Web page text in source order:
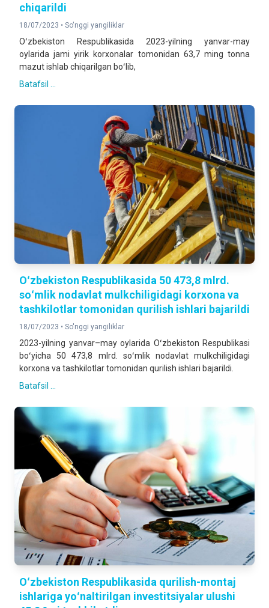
chiqarildi
18/07/2023 • So'nggi yangiliklar
Oʻzbekiston Respublikasida 2023-yilning yanvar-may
oylarida jami yirik korxonalar tomonidan 63,7 ming tonna
mazut ishlab chiqarilgan boʻlib,
Batafsil ...
Oʻzbekiston Respublikasida 50 473,8 mlrd.
soʻmlik nodavlat mulkchiligidagi korxona va
tashkilotlar tomonidan qurilish ishlari bajarildi
18/07/2023 • So'nggi yangiliklar
2023-yilning yanvar–may oylarida Oʻzbekiston Respublikasi
boʻyicha 50 473,8 mlrd. soʻmlik nodavlat mulkchiligidagi
korxona va tashkilotlar tomonidan qurilish ishlari bajarildi.
Batafsil ...
Oʻzbekiston Respublikasida qurilish-montaj
ishlariga yoʻnaltirilgan investitsiyalar ulushi